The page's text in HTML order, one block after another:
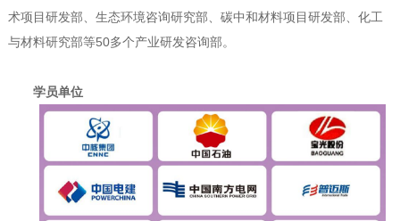
术项目研发部、生态环境咨询研究部、碳中和材料项目研发部、化工
与材料研究部等50多个产业研发咨询部。
学员单位